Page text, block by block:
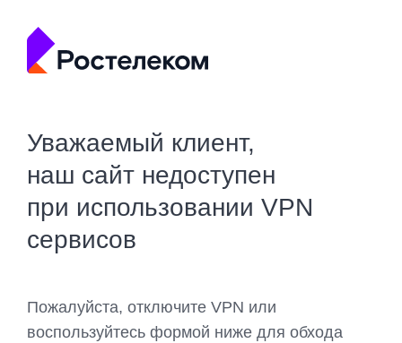
Уважаемый клиент,
наш сайт недоступен
при использовании VPN
сервисов
Пожалуйста, отключите VPN или
воспользуйтесь формой ниже для обхода